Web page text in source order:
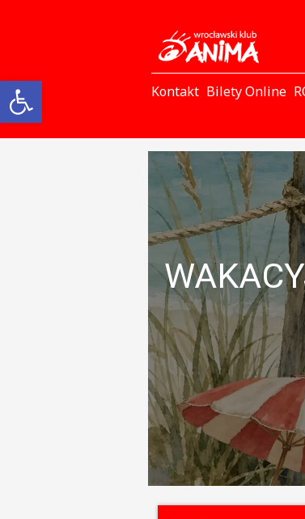
Otwórz pasek narzędzi
Kontakt Bilety Online